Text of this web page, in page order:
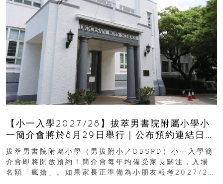
【小一入學2027/28】拔萃男書院附屬小學小
一簡介會將於8月29日舉行｜公布預約連結日期
｜更設有網上重溫
拔萃男書院附屬小學（男拔附小／DBSPD）小一入學簡
介會即將開放預約！簡介會每年均備受家長關注，入場
名額「瘋搶」。如果家長正準備為小朋友報考2027/28